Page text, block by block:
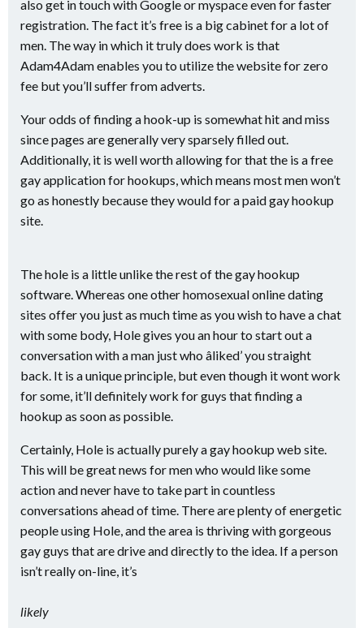
also get in touch with Google or myspace even for faster
registration. The fact it’s free is a big cabinet for a lot of
men. The way in which it truly does work is that
Adam4Adam enables you to utilize the website for zero
fee but you’ll suffer from adverts.
Your odds of finding a hook-up is somewhat hit and miss
since pages are generally very sparsely filled out.
Additionally, it is well worth allowing for that the is a free
gay application for hookups, which means most men won’t
go as honestly because they would for a paid gay hookup
site.
The hole is a little unlike the rest of the gay hookup
software. Whereas one other homosexual online dating
sites offer you just as much time as you wish to have a chat
with some body, Hole gives you an hour to start out a
conversation with a man just who âliked’ you straight
back. It is a unique principle, but even though it wont work
for some, it’ll definitely work for guys that finding a
hookup as soon as possible.
Certainly, Hole is actually purely a gay hookup web site.
This will be great news for men who would like some
action and never have to take part in countless
conversations ahead of time. There are plenty of energetic
people using Hole, and the area is thriving with gorgeous
gay guys that are drive and directly to the idea. If a person
isn’t really on-line, it’s
likely